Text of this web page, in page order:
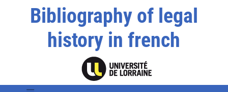
Bibliography of legal
history in french